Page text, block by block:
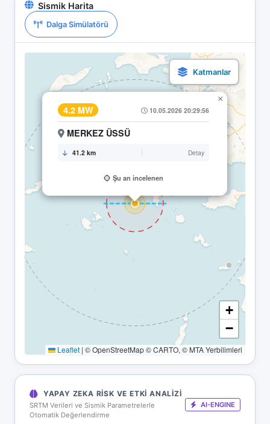
Sismik Harita
Dalga Simülatörü
4.2 MW 10.05.2026 20:29:56
MERKEZ ÜSSÜ
41.2 km Detay
Şu an incelenen
×
+
−
Leaflet | © OpenStreetMap © CARTO, © MTA Yerbilimleri
YAPAY ZEKA RISK VE ETKI ANALIZI
SRTM Verileri ve Sismik Parametrelerle
Otomatik Değerlendirme
AI-ENGINE